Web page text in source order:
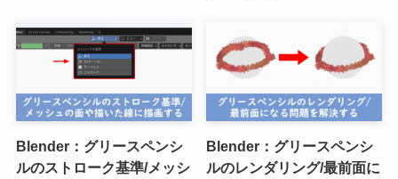
Blender：グリースペンシ
ルのストローク基準/メッシ
Blender：グリースペンシ
ルのレンダリング/最前面に